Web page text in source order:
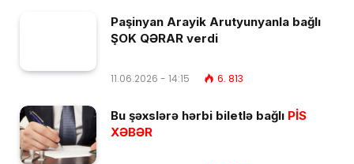
Paşinyan Arayik Arutyunyanla bağlı
ŞOK QƏRAR verdi
11.06.2026 - 14:15 6. 813
Bu şəxslərə hərbi biletlə bağlı PİS
XƏBƏR